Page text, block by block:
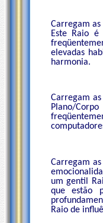
Carregam as
Este Raio
elevadas
harmonia.
Carregam as
Plano/
Carregam as
um gentil
que estão
Raio de